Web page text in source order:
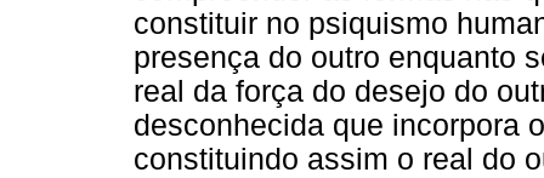
constituir no psiquismo
presença do outro enquanto
real da força do desejo do
desconhecida que incorpora
constituindo assim o real do